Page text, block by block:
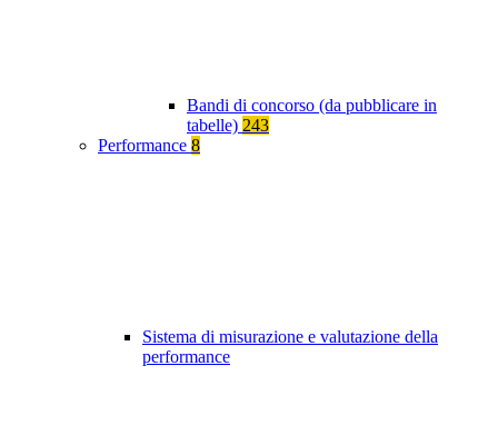
Bandi di concorso (da pubblicare in
tabelle) 243
Performance 8
Sistema di misurazione e valutazione della
performance